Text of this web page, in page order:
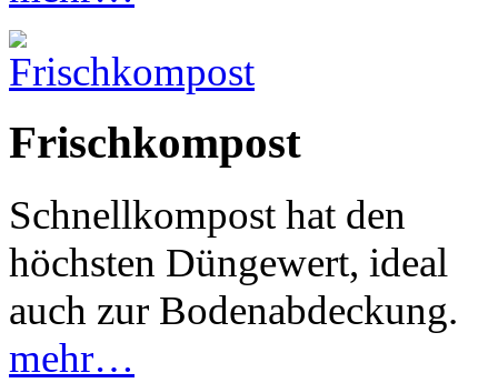
Frischkompost
Schnellkompost hat den
höchsten Düngewert, ideal
auch zur Bodenabdeckung.
mehr…